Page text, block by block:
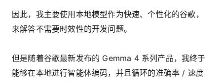
因此，我主要使用本地模型作为快速、个性化的谷歌，
来解答不需要时效性的开发问题。
但是随着谷歌最新发布的 Gemma 4 系列产品，我终于
能够在本地进行智能体编码，并且循环的准确率 / 速度